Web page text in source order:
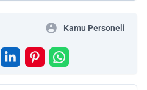
Kamu Personeli